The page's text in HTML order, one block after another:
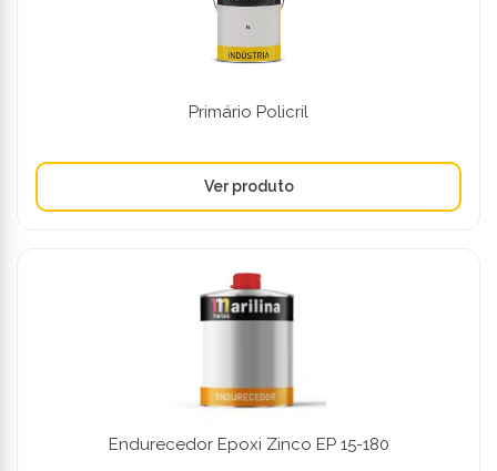
Primário Policril
Endurecedor Epoxi Zinco EP 15-180